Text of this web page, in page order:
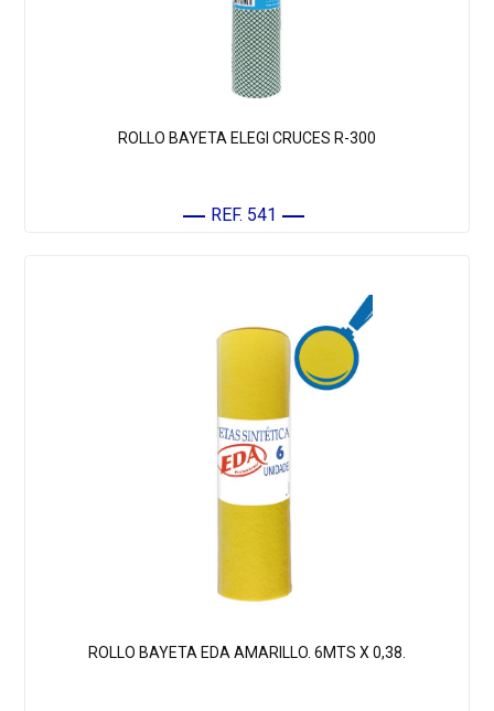
ROLLO BAYETA ELEGI CRUCES R-300
REF. 541
ROLLO BAYETA EDA AMARILLO. 6MTS X 0,38.